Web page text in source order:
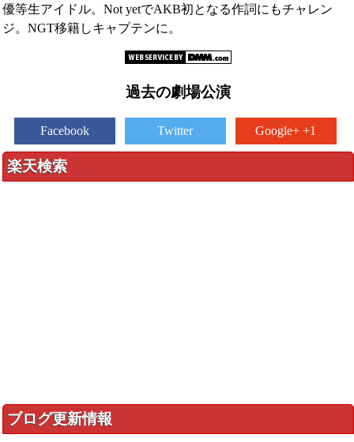
優等生アイドル。Not yetでAKB初となる作詞にもチャレン
ジ。NGT移籍しキャプテンに。
過去の劇場公演
Facebook Twitter Google+ +1
楽天検索
ブログ更新情報